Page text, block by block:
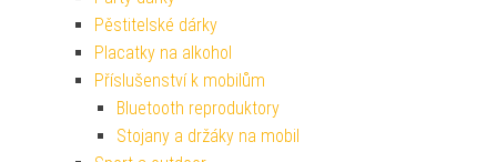
Pěstitelské dárky
Placatky na alkohol
Příslušenství k mobilům
Bluetooth reproduktory
Stojany a držáky na mobil